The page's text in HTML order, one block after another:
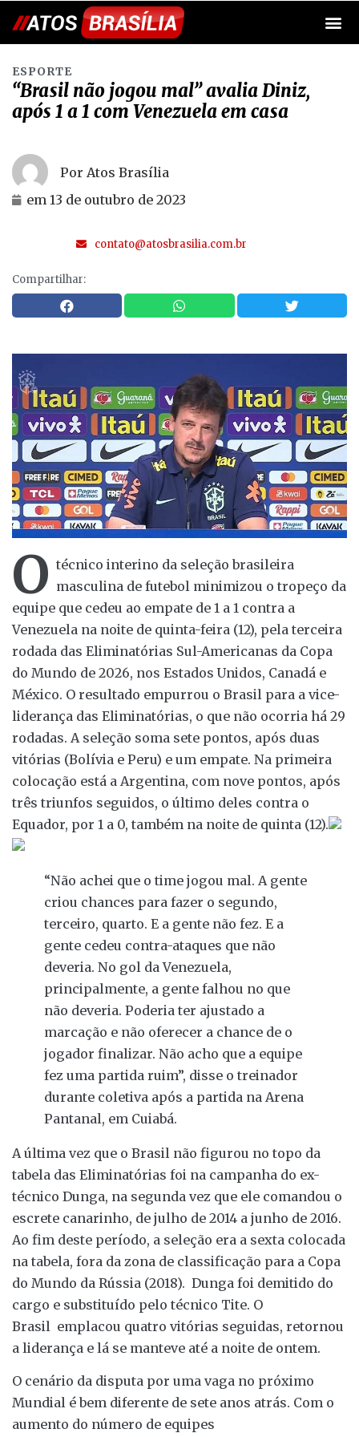
ESPORTE
“Brasil não jogou mal” avalia Diniz,
após 1 a 1 com Venezuela em casa
Por Atos Brasília
em 13 de outubro de 2023
contato@atosbrasilia.com.br
Compartilhar:
O técnico interino da seleção brasileira
masculina de futebol minimizou o tropeço da
equipe que cedeu ao empate de 1 a 1 contra a
Venezuela na noite de quinta-feira (12), pela terceira
rodada das Eliminatórias Sul-Americanas da Copa
do Mundo de 2026, nos Estados Unidos, Canadá e
México. O resultado empurrou o Brasil para a vice-
liderança das Eliminatórias, o que não ocorria há 29
rodadas. A seleção soma sete pontos, após duas
vitórias (Bolívia e Peru) e um empate. Na primeira
colocação está a Argentina, com nove pontos, após
três triunfos seguidos, o último deles contra o
Equador, por 1 a 0, também na noite de quinta (12).
“Não achei que o time jogou mal. A gente
criou chances para fazer o segundo,
terceiro, quarto. E a gente não fez. E a
gente cedeu contra-ataques que não
deveria. No gol da Venezuela,
principalmente, a gente falhou no que
não deveria. Poderia ter ajustado a
marcação e não oferecer a chance de o
jogador finalizar. Não acho que a equipe
fez uma partida ruim”, disse o treinador
durante coletiva após a partida na Arena
Pantanal, em Cuiabá.
A última vez que o Brasil não figurou no topo da
tabela das Eliminatórias foi na campanha do ex-
técnico Dunga, na segunda vez que ele comandou o
escrete canarinho, de julho de 2014 a junho de 2016.
Ao fim deste período, a seleção era a sexta colocada
na tabela, fora da zona de classificação para a Copa
do Mundo da Rússia (2018). Dunga foi demitido do
cargo e substituído pelo técnico Tite. O
Brasil emplacou quatro vitórias seguidas, retornou
a liderança e lá se manteve até a noite de ontem.
O cenário da disputa por uma vaga no próximo
Mundial é bem diferente de sete anos atrás. Com o
aumento do número de equipes